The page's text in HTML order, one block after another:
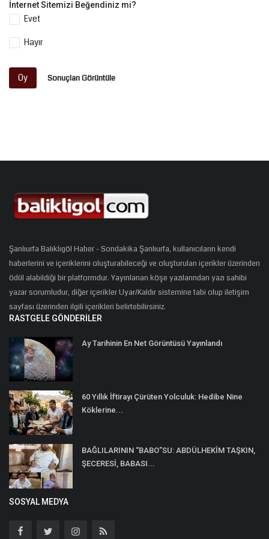
İnternet Sitemizi Beğendiniz mi?
Evet
Hayır
Oy Sonuçları Görüntüle
Şanlıurfa Balıklıgöl Haber - Sondakika Şanlıurfa, kullanıcıların kendi
haberlerini ve içeriklerini oluşturabileceği ve oluşturulan içerikler üzerinden
ödül alabildiği bir platformdur. Yayınlanan köşe yazılarından yazı sahibi
yazar sorumludur, diğer içerikler Uyar/Kaldır sistemine tabi olup iletişim
sayfası üzerinden ilgili içerikleri belirtebilirsiniz.
RASTGELE GÖNDERILER
Ay Tarihinin En Net Görüntüsü Yayınlandı
60 Yıllık İftirayı Çürüten Yolculuk: Hedibe Nine
Köklerine...
BAĞLILARININ “BABO”SU: ABDÜLHEKİM TAŞKIN,
ŞECERESİ, BABASI...
SOSYAL MEDYA